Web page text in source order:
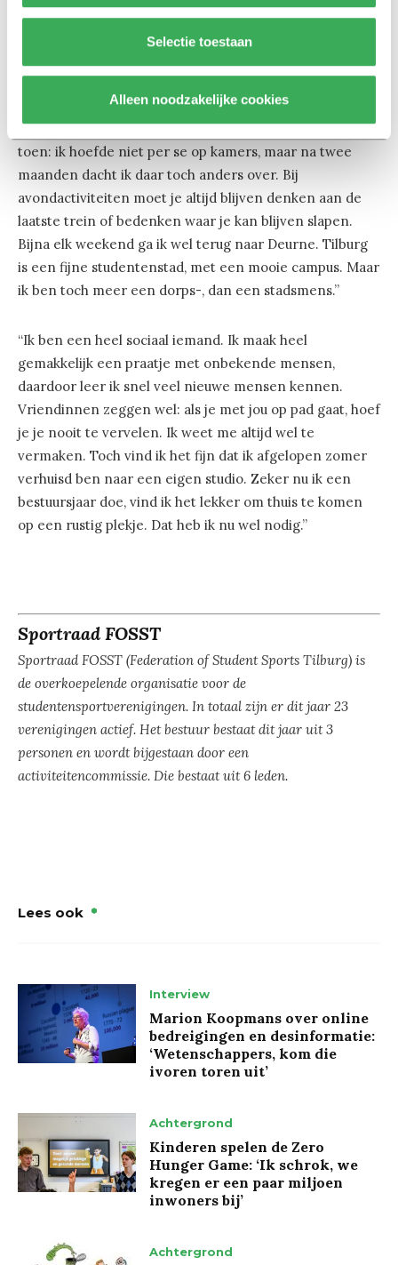
Selectie toestaan
Alleen noodzakelijke cookies
voor mijn cv zou zijn, heb ik me ook niet afgevraagd. Ik
Echt een dorpsmens
“Toen ik ging studeren heb ik voor Tilburg gekozen
omdat dat lekker in de buurt van Deurne was. Ik dacht
toen: ik hoefde niet per se op kamers, maar na twee
maanden dacht ik daar toch anders over. Bij
avondactiviteiten moet je altijd blijven denken aan de
laatste trein of bedenken waar je kan blijven slapen.
Bijna elk weekend ga ik wel terug naar Deurne. Tilburg
is een fijne studentenstad, met een mooie campus. Maar
ik ben toch meer een dorps-, dan een stadsmens.”
“Ik ben een heel sociaal iemand. Ik maak heel
gemakkelijk een praatje met onbekende mensen,
daardoor leer ik snel veel nieuwe mensen kennen.
Vriendinnen zeggen wel: als je met jou op pad gaat, hoef
je je nooit te vervelen. Ik weet me altijd wel te
vermaken. Toch vind ik het fijn dat ik afgelopen zomer
verhuisd ben naar een eigen studio. Zeker nu ik een
bestuursjaar doe, vind ik het lekker om thuis te komen
op een rustig plekje. Dat heb ik nu wel nodig.”
Sportraad FOSST
Sportraad FOSST (Federation of Student Sports Tilburg) is
de overkoepelende organisatie voor de
studentensportverenigingen. In totaal zijn er dit jaar 23
verenigingen actief. Het bestuur bestaat dit jaar uit 3
personen en wordt bijgestaan door een
activiteitencommissie. Die bestaat uit 6 leden.
Lees ook
Interview
Marion Koopmans over online
bedreigingen en desinformatie:
‘Wetenschappers, kom die
ivoren toren uit’
Achtergrond
Kinderen spelen de Zero
Hunger Game: ‘Ik schrok, we
kregen er een paar miljoen
inwoners bij’
Achtergrond